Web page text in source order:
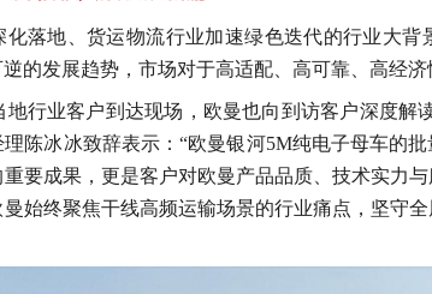
化落地、货运物流行业加速绿色迭代的行业大
的发展趋势，市场对于高适配、高可靠、高经济
地行业客户到达现场， 欧曼也向到访客户深度解
陈冰冰致辞表示：“欧曼银河5M纯电子母车的
要成果，更是客户对欧曼产品品质、技术实力
始终聚焦干线高频运输场景的行业痛点，坚守